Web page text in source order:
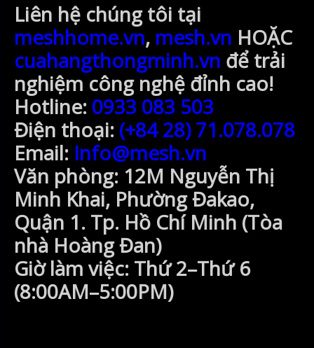
Liên hệ chúng tôi tại
meshhome.vn, mesh.vn HOẶC
cuahangthongminh.vn để trải
nghiệm công nghệ đỉnh cao!
Hotline: 0933 083 503
Điện thoại: (+84 28) 71.078.078
Email: Info@mesh.vn
Văn phòng: 12M Nguyễn Thị
Minh Khai, Phường Đakao,
Quận 1. Tp. Hồ Chí Minh (Tòa
nhà Hoàng Đan)
Giờ làm việc: Thứ 2–Thứ 6
(8:00AM–5:00PM)